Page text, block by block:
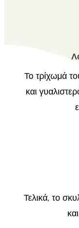
Το τρίχωμά
και
Τελικά, το